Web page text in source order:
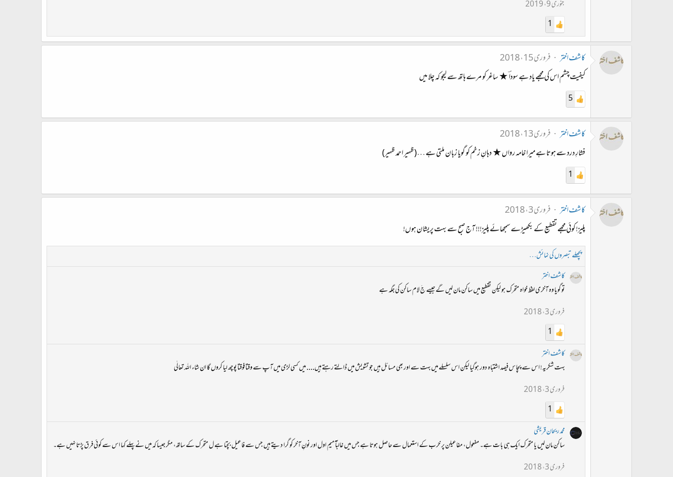
جنوری 9، 2019
1
کاشف اختر
فروری 15، 2018
کیفیت چشم اس کی مجھے یاد ہے سوداؔ ★ ساغر کو مرے ہاتھ سے لیجو کہ چلا میں
5
کاشف اختر
فروری 13، 2018
فشارِ درد سے ہوتا ہے میرا خامہ رواں★ دہانِ زخم کو گویا زبان ملتی ہے … (ظہیر احمد ظہیر)
1
کاشف اختر
فروری 3، 2018
پلیز! کوئی مجھے تقطیع کے بکھیڑے سمجھائے پلیز!!! آج صبح سے بہت پریشان ہوں!
پچھلے تبصروں کی نمائش…
کاشف اختر
تو گویا وہ آخری لفظ خواہ متحرک ہو لیکن تقطیع میں ساکن مان لیں گے جیسے جَ لام ساکن کی جگہ ہے
فروری 3، 2018
1
کاشف اختر
بہت شکریہ! اس سے پچاس فیصد اشتباہ دور ہوگیا لیکن اس سلسلے میں بہت سے اور بھی مسائل ہیں جو تشویش میں ڈالتے رہتے ہیں.... میں کسی لڑی میں آپ سے وقتا فوقتا پوچھ لیا کروں گا ان شاء اللہ تعالٰی
فروری 3، 2018
1
محمد ریحان قریشی
ساکن مان لیں یا متحرک ایک ہی بات ہے۔ مفعول، مفاعیلن پر خرب کے استعمال سے حاصل ہوتا ہے جس میں غالبآٓ میمِ اول اور نونِ آخر کو گرا دیتے ہیں جس سے فاعیل بچتا ہے ل متحرک کے ساتھ، مگر جیسا کہ میں نے پہلے کہا اس سے کوئی فرق پڑتا نہیں ہے۔
فروری 3، 2018